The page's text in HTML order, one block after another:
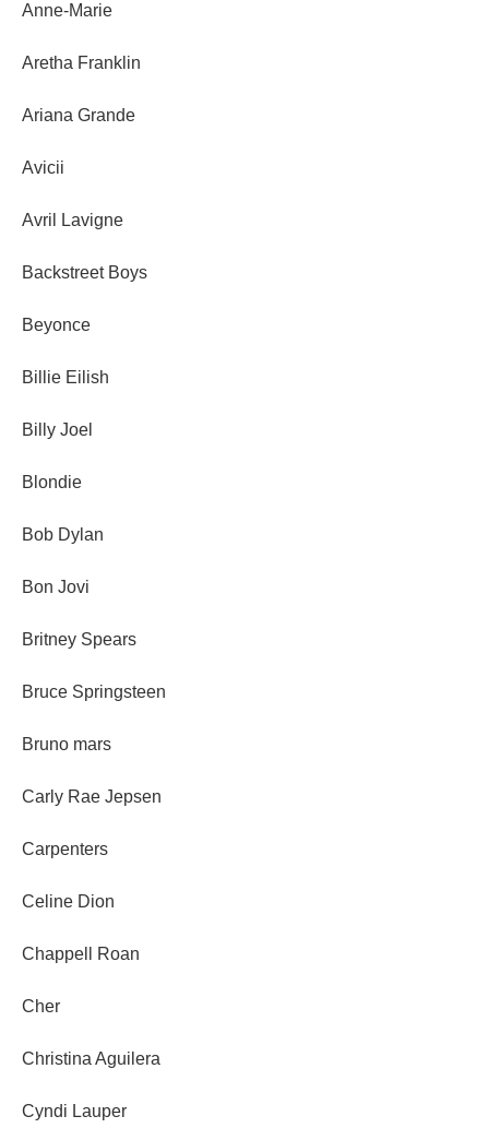
Anne-Marie
Aretha Franklin
Ariana Grande
Avicii
Avril Lavigne
Backstreet Boys
Beyonce
Billie Eilish
Billy Joel
Blondie
Bob Dylan
Bon Jovi
Britney Spears
Bruce Springsteen
Bruno mars
Carly Rae Jepsen
Carpenters
Celine Dion
Chappell Roan
Cher
Christina Aguilera
Cyndi Lauper